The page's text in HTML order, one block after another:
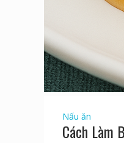
Nấu ăn
Cách Làm